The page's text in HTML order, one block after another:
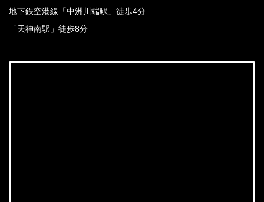
地下鉄空港線「中洲川端駅」徒歩4分
「天神南駅」徒歩8分